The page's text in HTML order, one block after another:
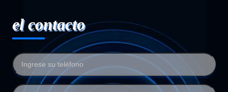
el contacto